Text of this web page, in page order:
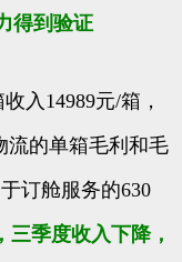
得到验证
入14989元/箱，
流的单箱毛利和毛
订舱服务的630
季度收入下降，